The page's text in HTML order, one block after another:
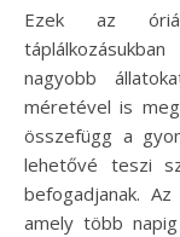
Ezek az
nagyobb
méretével is
összefügg a
lehetővé teszi
befogadjanak.
amely több